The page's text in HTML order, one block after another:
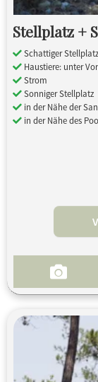
Stellplatz +
Schattiger Stellplatz
Haustiere: unter
Strom
Sonniger Stellplatz
in der Nähe der
in der Nähe des